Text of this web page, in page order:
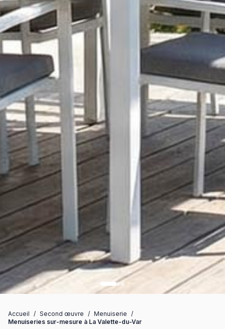
Accueil / Second œuvre / Menuiserie /
Menuiseries sur-mesure à La Valette-du-Var